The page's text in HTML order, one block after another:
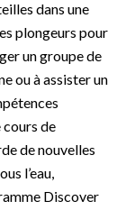
dans une
plongeurs pour
un groupe de
ou à assister un
de
de nouvelles
l’eau,
Discover